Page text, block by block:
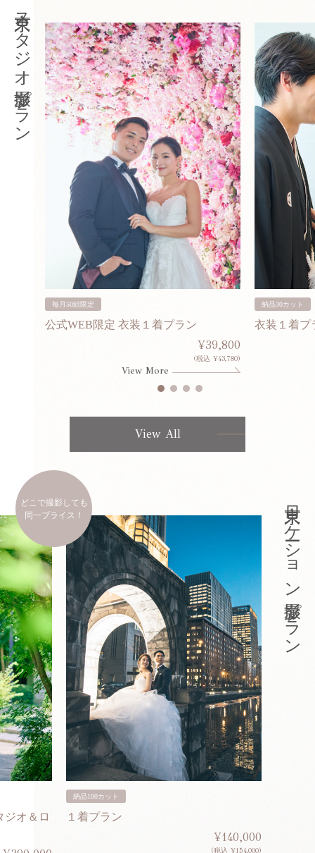
東京スタジオ撮影プラン
毎月50組限定
公式WEB限定 衣装１着プラン
¥39,800
(税込 ¥43,780)
View More
納品30カット
衣装１着プ
View All
どこで撮影しても
同一プライス！
ジオ＆ロ
納品100カット
１着プラン
¥140,000
(税込 ¥154,000)
東京ロケーション撮影プラン